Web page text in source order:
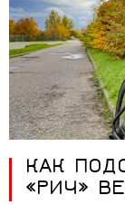
КАК
«РИЧ»